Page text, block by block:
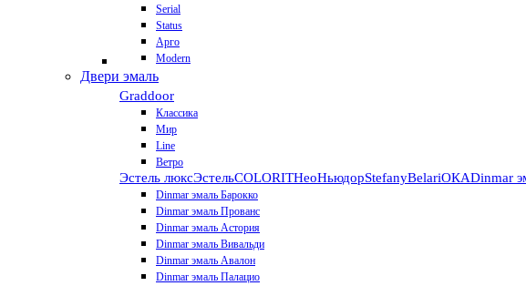
Serial
Status
Арго
Modern
Двери эмаль
Graddoor
Классика
Мир
Line
Ветро
Эстель люксЭстельCOLORITНеоНьюдорStefanyBelariОКАDinmar
Dinmar эмаль Барокко
Dinmar эмаль Прованс
Dinmar эмаль Астория
Dinmar эмаль Вивальди
Dinmar эмаль Авалон
Dinmar эмаль Палацио